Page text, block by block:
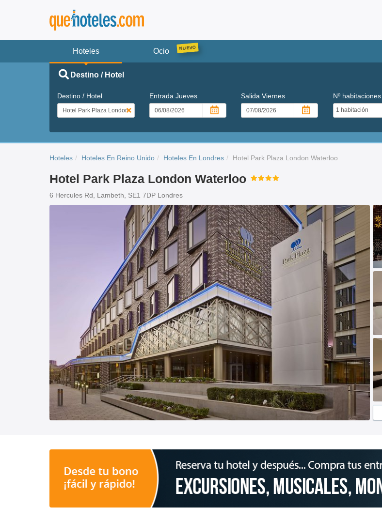
Hoteles Ocio
Destino / Hotel
Destino / Hotel Entrada Jueves SalidaViernes Nº habitaciones
Hoteles Hoteles En Reino Unido Hoteles En Londres Hotel Park Plaza London Waterloo
Hotel Park Plaza London Waterloo
6 Hercules Rd, Lambeth, SE1 7DP Londres